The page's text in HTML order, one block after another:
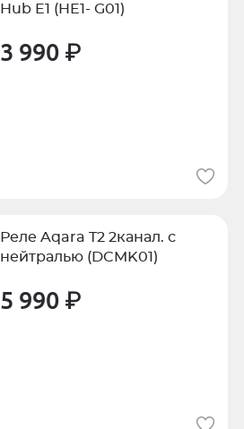
Hub E1 (HE1- G01)
3 990 ₽
Реле Aqara T2 2канал. с
нейтралью (DCMK01)
5 990 ₽